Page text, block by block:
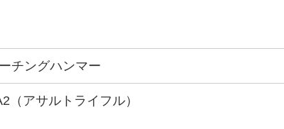
チングハンマー
（アサルトライフル）